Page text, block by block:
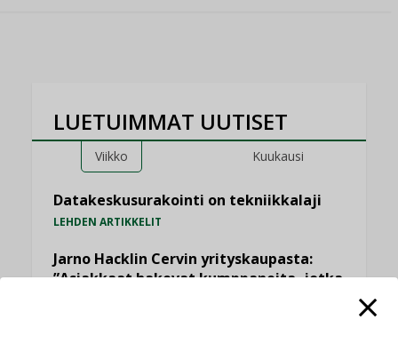
LUETUIMMAT UUTISET
Viikko Kuukausi
Datakeskusurakointi on tekniikkalaji
LEHDEN ARTIKKELIT
Jarno Hacklin Cervin yrityskaupasta:
”Asiakkaat hakevat kumppaneita, jotka